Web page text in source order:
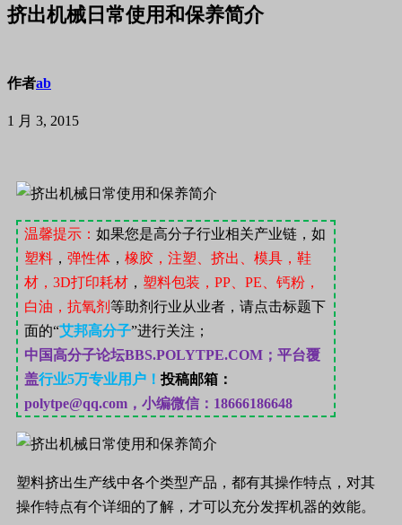
挤出机械日常使用和保养简介
作者ab
1 月 3, 2015
温馨提示： 如果您是高分子行业相关产业链，如
塑料 ， 弹性体 ， 橡胶，注塑、挤出、模具，鞋
材， 3D打印耗材 ， 塑料包装， PP PE 、钙粉，
白油，抗氧剂 等助剂行业从业者，请点击标题下
面的“艾邦高分子”进行关注；
中国高分子论坛BBS.POLYTPE.COM； 平台覆
盖行业5万专业用户！ 投稿邮箱：
polytpe@qq.com，小编微信：18666186648
塑料挤出生产线中各个类型产品，都有其操作特点，对其
操作特点有个详细的了解，才可以充分发挥机器的效能。